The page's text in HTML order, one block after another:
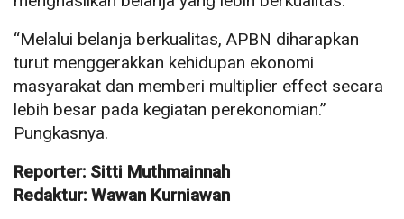
“Melalui belanja berkualitas, APBN diharapkan
turut menggerakkan kehidupan ekonomi
masyarakat dan memberi multiplier effect secara
lebih besar pada kegiatan perekonomian.”
Pungkasnya.
Reporter: Sitti Muthmainnah
Redaktur: Wawan Kurniawan